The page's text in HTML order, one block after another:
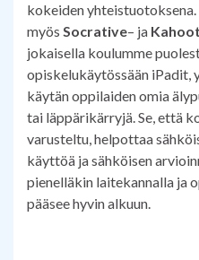
kokeiden
myös Socrative– ja Kahoot
jokaisella koulumme
opiskelukäytössään iPadit,
käytän oppilaiden omia
tai läppärikärryjä. Se, että
varusteltu, helpottaa
käyttöä ja sähköisen
pienelläkin laitekannalla ja
pääsee hyvin alkuun.